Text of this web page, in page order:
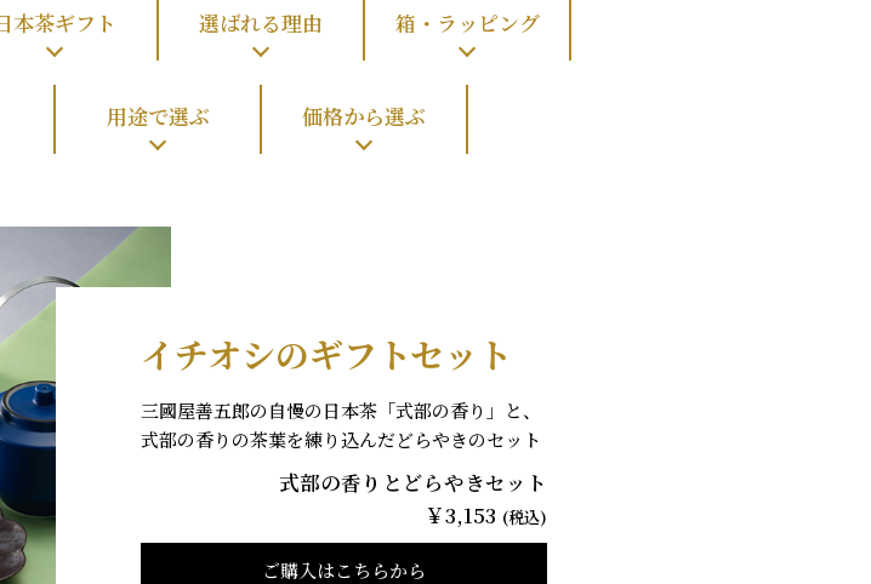
本茶ギフト 選ばれる理由 箱・ラッピング
用途で選ぶ 価格から選ぶ
イチオシのギフトセット
三國屋善五郎の自慢の日本茶「式部の香り」と、
式部の香りの茶葉を練り込んだどらやきのセット
式部の香りとどらやきセット
￥3,153 (税込)
ご購入はこちらから